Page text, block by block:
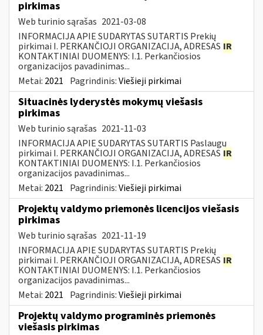
pirkimas
Web turinio sąrašas 2021-03-08
INFORMACIJA APIE SUDARYTAS SUTARTIS Prekių
pirkimai I. PERKANČIOJI ORGANIZACIJA, ADRESAS IR
KONTAKTINIAI DUOMENYS: I.1. Perkančiosios
organizacijos pavadinimas...
Metai: 2021 Pagrindinis:Viešieji pirkimai
Situacinės lyderystės mokymų viešasis
pirkimas
Web turinio sąrašas 2021-11-03
INFORMACIJA APIE SUDARYTAS SUTARTIS Paslaugų
pirkimai I. PERKANČIOJI ORGANIZACIJA, ADRESAS IR
KONTAKTINIAI DUOMENYS: I.1. Perkančiosios
organizacijos pavadinimas...
Metai: 2021 Pagrindinis:Viešieji pirkimai
Projektų valdymo priemonės licencijos viešasis
pirkimas
Web turinio sąrašas 2021-11-19
INFORMACIJA APIE SUDARYTAS SUTARTIS Prekių
pirkimai I. PERKANČIOJI ORGANIZACIJA, ADRESAS IR
KONTAKTINIAI DUOMENYS: I.1. Perkančiosios
organizacijos pavadinimas...
Metai: 2021 Pagrindinis:Viešieji pirkimai
Projektų valdymo programinės priemonės
viešasis pirkimas